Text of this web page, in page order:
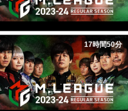
17時間50分